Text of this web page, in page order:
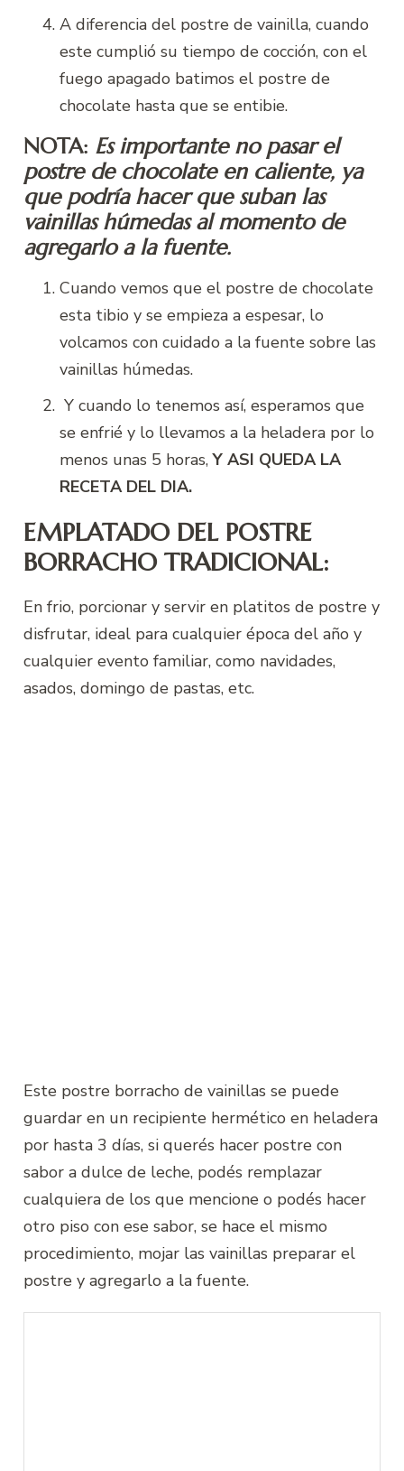
A diferencia del postre de vainilla, cuando
este cumplió su tiempo de cocción, con el
fuego apagado batimos el postre de
chocolate hasta que se entibie.
NOTA: Es importante no pasar el
postre de chocolate en caliente, ya
que podría hacer que suban las
vainillas húmedas al momento de
agregarlo a la fuente.
Cuando vemos que el postre de chocolate
esta tibio y se empieza a espesar, lo
volcamos con cuidado a la fuente sobre las
vainillas húmedas.
Y cuando lo tenemos así, esperamos que
se enfrié y lo llevamos a la heladera por lo
menos unas 5 horas,Y ASI QUEDA LA
RECETA DEL DIA.
EMPLATADO DEL POSTRE
BORRACHO TRADICIONAL:
En frio, porcionar y servir en platitos de postre y
disfrutar, ideal para cualquier época del año y
cualquier evento familiar, como navidades,
asados, domingo de pastas, etc.
Este postre borracho de vainillas se puede
guardar en un recipiente hermético en heladera
por hasta 3 días, si querés hacer postre con
sabor a dulce de leche, podés remplazar
cualquiera de los que mencione o podés hacer
otro piso con ese sabor, se hace el mismo
procedimiento, mojar las vainillas preparar el
postre y agregarlo a la fuente.